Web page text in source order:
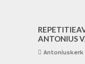
ANTONIUS
Antoniuskerk